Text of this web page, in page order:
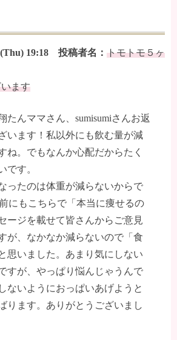
19:18 投稿者名： トモトモ５ヶ
ます
たんママさん、sumisumiさんお返
います！私以外にも飲む量が減
ね。でもなんか心配だからたく
です。
ったのは体重が減らないからで
にもこちらで「本当に痩せるの
ージを載せて皆さんからご意見
が、なかなか減らないので「食
思いました。あまり気にしない
すが、やっぱり悩んじゃうんで
ないようにおっぱいあげようと
ります。ありがとうございまし